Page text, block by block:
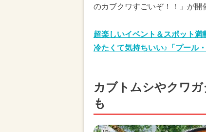
のカブクワすごいぞ！！」が開
超楽しいイベント＆スポット満
冷たくて気持ちいい♪「プール
カブトムシやクワ
も